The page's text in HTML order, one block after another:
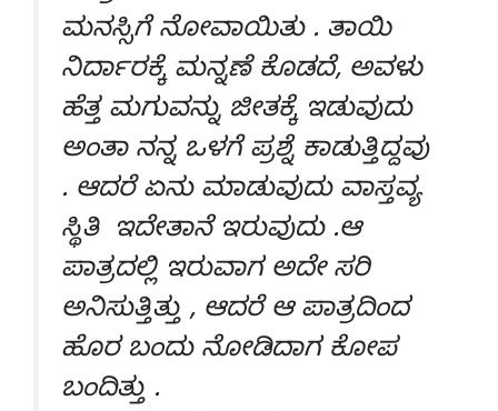
ಮನಸ್ಸಿಗೆ ನೋವಾಯಿತು . ತಾಯಿ
ನಿರ್ದಾರಕ್ಕೆ ಮನ್ನಣೆ ಕೊಡದೆ, ಅವಳು
ಹೆತ್ತ ಮಗುವನ್ನು ಜೀತಕ್ಕೆ ಇಡುವುದು
ಅಂತಾ ನನ್ನ ಒಳಗೆ ಪ್ರಶ್ನೆ ಕಾಡುತ್ತಿದ್ದವು
. ಆದರೆ ಏನು ಮಾಡುವುದು ವಾಸ್ತವ್ಯ
ಸ್ಥಿತಿ ಇದೇತಾನೆ ಇರುವುದು .ಆ
ಪಾತ್ರದಲ್ಲಿ ಇರುವಾಗ ಅದೇ ಸರಿ
ಅನಿಸುತ್ತಿತ್ತು , ಆದರೆ ಆ ಪಾತ್ರದಿಂದ
ಹೊರ ಬಂದು ನೋಡಿದಾಗ ಕೋಪ
ಬಂದಿತ್ತು .